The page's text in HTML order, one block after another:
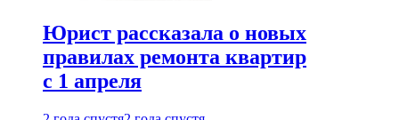
Юрист рассказала о новых
правилах ремонта квартир
с 1 апреля